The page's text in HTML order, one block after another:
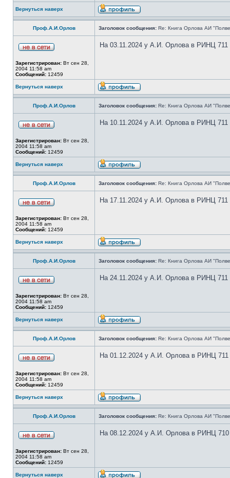
Вернуться наверх
Проф.А.И.Орлов Заголовок сообщения: Re: Книга Орлова АИ
Зарегистрирован: Вт сен 28,
2004 11:58 am
Сообщений: 12459
На 03.11.2024 у А.И. Орлова в РИНЦ 711
Вернуться наверх
Проф.А.И.Орлов Заголовок сообщения: Re: Книга Орлова АИ
Зарегистрирован: Вт сен 28,
2004 11:58 am
Сообщений: 12459
На 10.11.2024 у А.И. Орлова в РИНЦ 711
Вернуться наверх
Проф.А.И.Орлов Заголовок сообщения: Re: Книга Орлова АИ
Зарегистрирован: Вт сен 28,
2004 11:58 am
Сообщений: 12459
На 17.11.2024 у А.И. Орлова в РИНЦ 711
Вернуться наверх
Проф.А.И.Орлов Заголовок сообщения: Re: Книга Орлова АИ
Зарегистрирован: Вт сен 28,
2004 11:58 am
Сообщений: 12459
На 24.11.2024 у А.И. Орлова в РИНЦ 711
Вернуться наверх
Проф.А.И.Орлов Заголовок сообщения: Re: Книга Орлова АИ
Зарегистрирован: Вт сен 28,
2004 11:58 am
Сообщений: 12459
На 01.12.2024 у А.И. Орлова в РИНЦ 711
Вернуться наверх
Проф.А.И.Орлов Заголовок сообщения: Re: Книга Орлова АИ
Зарегистрирован: Вт сен 28,
2004 11:58 am
Сообщений: 12459
На 08.12.2024 у А.И. Орлова в РИНЦ 710
Вернуться наверх